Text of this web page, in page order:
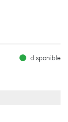
disponible